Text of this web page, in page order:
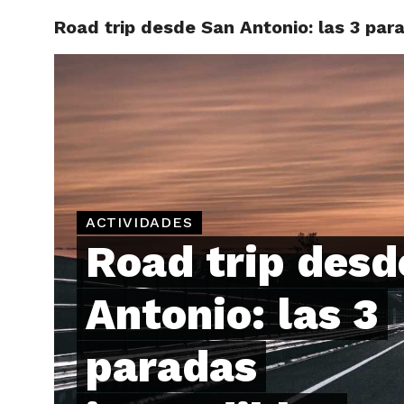
Road trip desde San Antonio: las 3
ACTIVIDADES
Road trip
Antonio: las 3
paradas